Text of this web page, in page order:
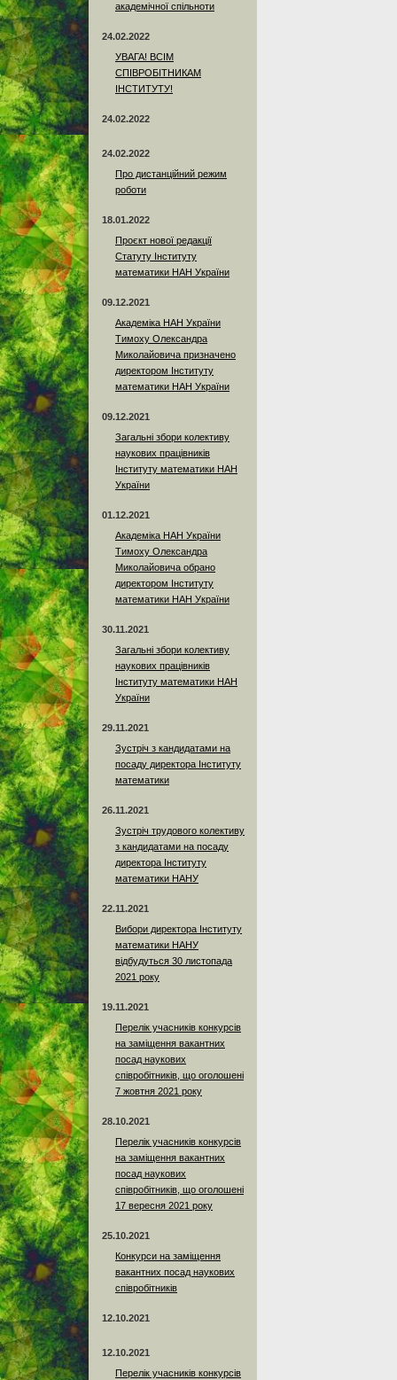
академічної спільноти
24.02.2022
УВАГА! ВСІМ
СПІВРОБІТНИКАМ
ІНСТИТУТУ!
24.02.2022
24.02.2022
Про дистанційний режим
роботи
18.01.2022
Проєкт нової редакції
Статуту Інституту
математики НАН України
09.12.2021
Академіка НАН України
Тимоху Олександра
Миколайовича призначено
директором Інституту
математики НАН України
09.12.2021
Загальні збори колективу
наукових працівників
Інституту математики НАН
України
01.12.2021
Академіка НАН України
Тимоху Олександра
Миколайовича обрано
директором Інституту
математики НАН України
30.11.2021
Загальні збори колективу
наукових працівників
Інституту математики НАН
України
29.11.2021
Зустріч з кандидатами на
посаду директора Інституту
математики
26.11.2021
Зустріч трудового колективу
з кандидатами на посаду
директора Інституту
математики НАНУ
22.11.2021
Вибори директора Інституту
математики НАНУ
відбудуться 30 листопада
2021 року
19.11.2021
Перелік учасників конкурсів
на заміщення вакантних
посад наукових
співробітників, що оголошені
7 жовтня 2021 року
28.10.2021
Перелік учасників конкурсів
на заміщення вакантних
посад наукових
співробітників, що оголошені
17 вересня 2021 року
25.10.2021
Конкурси на заміщення
вакантних посад наукових
співробітників
12.10.2021
12.10.2021
Перелік учасників конкурсів